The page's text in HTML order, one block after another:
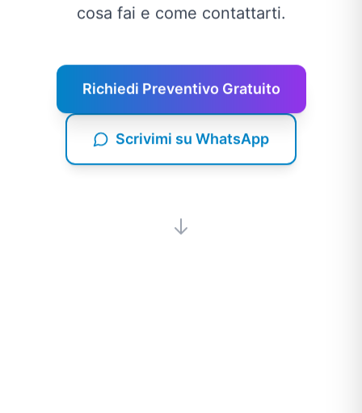
cosa fai e come contattarti.
Richiedi Preventivo Gratuito
Scrivimi su WhatsApp